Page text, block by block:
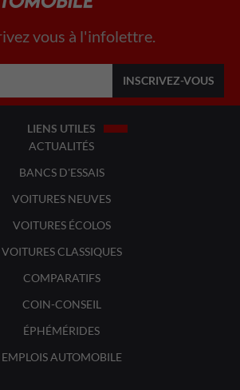
vous à l'infolettre.
LIENS UTILES
ACTUALITÉS
BANCS D'ESSAIS
VOITURES NEUVES
VOITURES ÉCOLOS
VOITURES CLASSIQUES
COMPARATIFS
COIN-CONSEIL
ÉPHÉMÉRIDES
EMPLOIS AUTOMOBILE